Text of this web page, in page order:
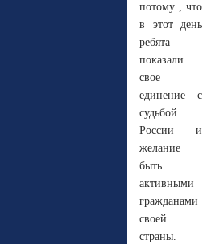
потому , что
в этот день
ребята
показали
свое
единение с
судьбой
России и
желание
быть
активными
гражданами
своей
страны.